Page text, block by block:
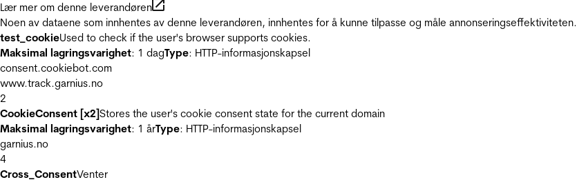
Lær mer om denne leverandøren
Noen av dataene som innhentes av denne leverandøren, innhentes for å kunne tilpasse og måle annonseringseffektiviteten.
test_cookieUsed to check if the user's browser supports cookies.
Maksimal lagringsvarighet: 1 dagType: HTTP-informasjonskapsel
consent.cookiebot.com
www.track.garnius.no
2
CookieConsent [x2]Stores the user's cookie consent state for the current domain
Maksimal lagringsvarighet: 1 årType: HTTP-informasjonskapsel
garnius.no
4
Cross_ConsentVenter